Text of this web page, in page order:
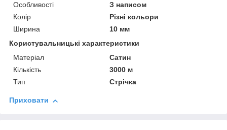
Особливості
З написом
Колір
Різні кольори
Ширина
10 мм
Користувальницькі характеристики
Матеріал
Сатин
Кількість
3000 м
Тип
Стрічка
Приховати